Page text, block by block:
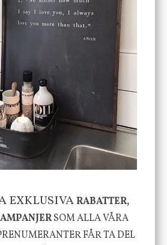
Star Trading
Bordslampa Mushroom
vit, Utomhus
499 kr
INFO
Serveringsfat, Ostron,
Stengods
415 kr
EXKLUSIVARABATTER,
SOM ALLA VÅRA
FÅR TA DEL